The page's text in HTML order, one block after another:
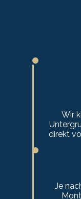
Wir
direkt
Je